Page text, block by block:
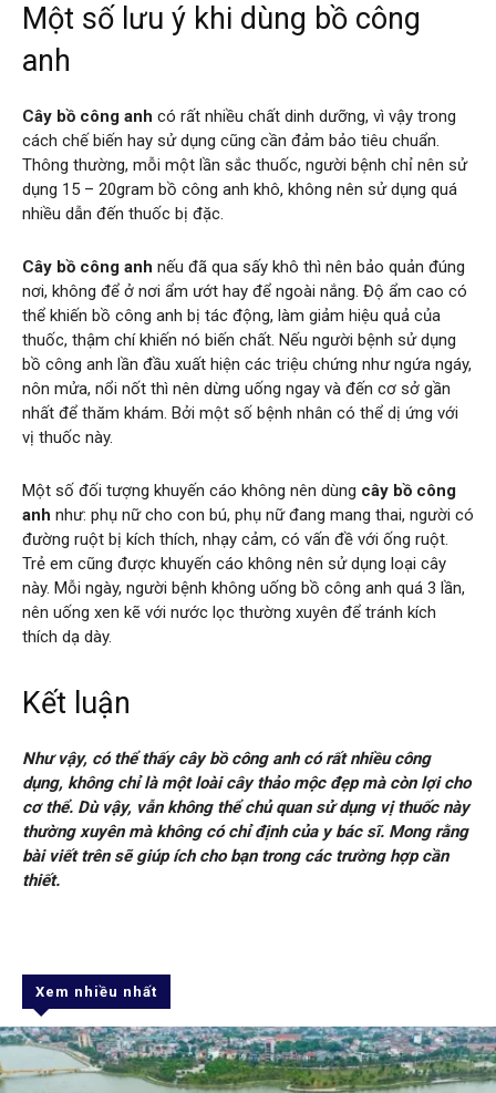
Một số lưu ý khi dùng bồ công
anh
Cây bồ công anh có rất nhiều chất dinh dưỡng, vì vậy trong
cách chế biến hay sử dụng cũng cần đảm bảo tiêu chuẩn.
Thông thường, mỗi một lần sắc thuốc, người bệnh chỉ nên sử
dụng 15 – 20gram bồ công anh khô, không nên sử dụng quá
nhiều dẫn đến thuốc bị đặc.
Cây bồ công anh nếu đã qua sấy khô thì nên bảo quản đúng
nơi, không để ở nơi ẩm ướt hay để ngoài nắng. Độ ẩm cao có
thể khiến bồ công anh bị tác động, làm giảm hiệu quả của
thuốc, thậm chí khiến nó biến chất. Nếu người bệnh sử dụng
bồ công anh lần đầu xuất hiện các triệu chứng như ngứa ngáy,
nôn mửa, nổi nốt thì nên dừng uống ngay và đến cơ sở gần
nhất để thăm khám. Bởi một số bệnh nhân có thể dị ứng với
vị thuốc này.
Một số đối tượng khuyến cáo không nên dùng cây bồ công
anh như: phụ nữ cho con bú, phụ nữ đang mang thai, người có
đường ruột bị kích thích, nhạy cảm, có vấn đề với ống ruột.
Trẻ em cũng được khuyến cáo không nên sử dụng loại cây
này. Mỗi ngày, người bệnh không uống bồ công anh quá 3 lần,
nên uống xen kẽ với nước lọc thường xuyên để tránh kích
thích dạ dày.
Kết luận
Như vậy, có thể thấy cây bồ công anh có rất nhiều công
dụng, không chỉ là một loài cây thảo mộc đẹp mà còn lợi cho
cơ thể. Dù vậy, vẫn không thể chủ quan sử dụng vị thuốc này
thường xuyên mà không có chỉ định của y bác sĩ. Mong rằng
bài viết trên sẽ giúp ích cho bạn trong các trường hợp cần
thiết.
Xem nhiều nhất